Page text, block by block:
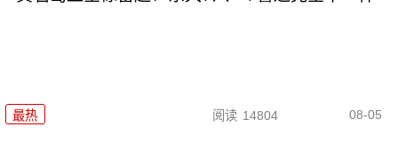
最热 阅读 14804 08-05